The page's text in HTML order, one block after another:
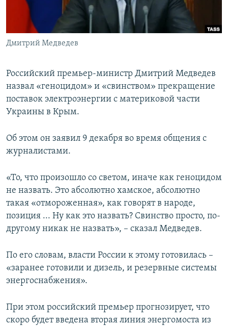
ПОБЕДИТЕЛЕЙ НЕ СУДЯТ?
КРЫМ.НЕПОКОРЕННЫЙ
ELIFBE
ПРИСОЕДИНЯЙТЕСЬ!
Все сайты RFE/RL
Дмитрий Медведев
Российский премьер-министр Дмитрий Медведев
назвал «геноцидом» и «свинством» прекращение
поставок электроэнергии с материковой части
Украины в Крым.
Об этом он заявил 9 декабря во время общения с
журналистами.
«То, что произошло со светом, иначе как геноцидом
не назвать. Это абсолютно хамское, абсолютно
такая «отмороженная», как говорят в народе,
позиция ... Ну как это назвать? Свинство просто, по-
другому никак не назвать», – сказал Медведев.
По его словам, власти России к этому готовилась –
«заранее готовили и дизель, и резервные системы
энергоснабжения».
При этом российский премьер прогнозирует, что
скоро будет введена вторая линия энергомоста из